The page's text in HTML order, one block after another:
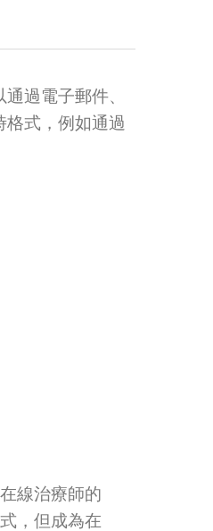
過電子郵件、
式，例如通過
線治療師的
，但成為在